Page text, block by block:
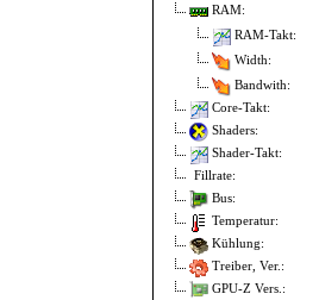
RAM:
RAM-Takt:
Width:
Bandwith:
Core-Takt:
Shaders:
Shader-Takt:
Fillrate:
Bus:
Temperatur:
Kühlung:
Treiber, Ver.:
GPU-Z Vers.: